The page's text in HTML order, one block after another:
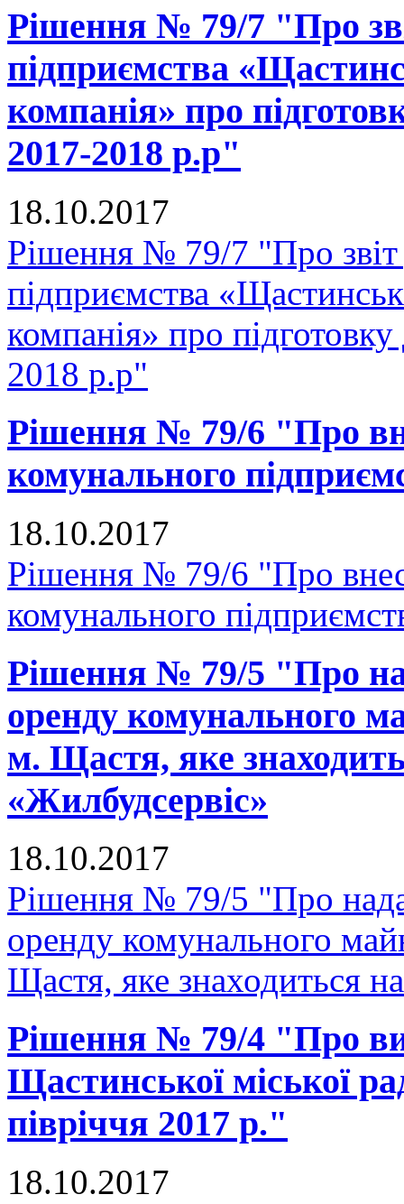
Рішення № 79/7 "Про
підприємства
компанія» про
2017-2018 р.р"
18.10.2017
Рішення № 79/7 "Про звіт
підприємства
компанія» про
2018 р.р"
Рішення № 79/6 "Про
комунального
18.10.2017
Рішення № 79/6 "Про
комунального
Рішення № 79/5 "Про
оренду комунального
м. Щастя, яке
«Жилбудсервіс»
18.10.2017
Рішення № 79/5 "Про
оренду комунального
Щастя, яке знаходиться
Рішення № 79/4 "Про
Щастинської міської
півріччя 2017 р."
18.10.2017